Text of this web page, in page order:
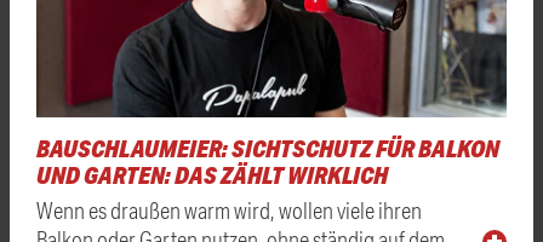
BAUSCHLAUMEIER: SICHTSCHUTZ FÜR BALKON
UND GARTEN: DAS ZÄHLT WIRKLICH
Wenn es draußen warm wird, wollen viele ihren